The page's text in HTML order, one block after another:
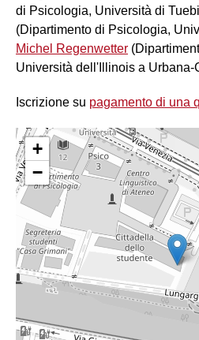
di Psicologia, Università di
(Dipartimento di Psicologia,
Michel Regenwetter
Università dell'Illinois a Urbana-
Iscrizione su pagamento di una
+
−